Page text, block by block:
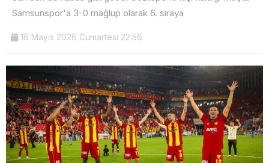
Samsunspor'a 3-0 mağlup olarak 6. sıraya
16 Mayıs 2026 Cumartesi 22:56